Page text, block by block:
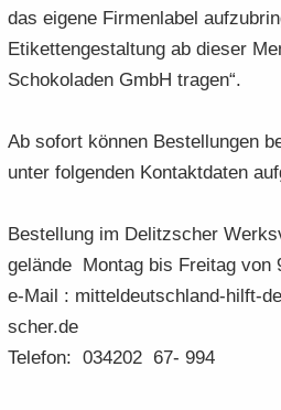
das ei­ge­ne Fir­men­la­bel
Eti­ket­ten­ge­stal­tung ab die­ser
Scho­ko­la­den GmbH tra­gen“.
Ab so­fort kön­nen Be­stel­lun­gen
unter fol­gen­den Kon­takt­da­ten
Be­stel­lung im De­litz­scher
ge­län­de Mon­tag bis Frei­tag von
e-​Mail : mitteldeutschland-​hilft-
scher.de
Te­le­fon: 034202 67- 994